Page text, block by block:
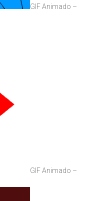
GIF Animado –
GIF Animado –